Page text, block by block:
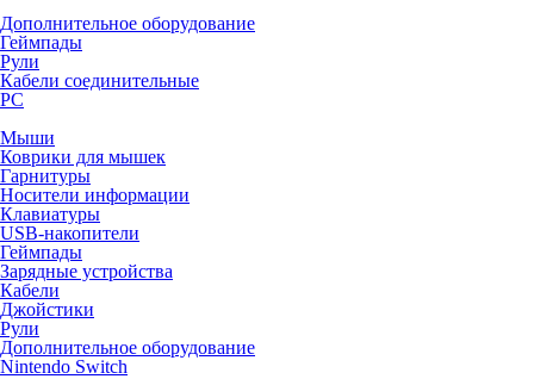
Дополнительное оборудование
Геймпады
Рули
Кабели соединительные
PC
Мыши
Коврики для мышек
Гарнитуры
Носители информации
Клавиатуры
USB-накопители
Геймпады
Зарядные устройства
Кабели
Джойстики
Рули
Дополнительное оборудование
Nintendo Switch